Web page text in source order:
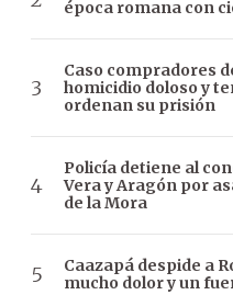
época romana con
Caso compradores
homicidio doloso y
ordenan su prisión
Policía detiene al
Vera y Aragón por
de la Mora
Caazapá despide a
mucho dolor y un